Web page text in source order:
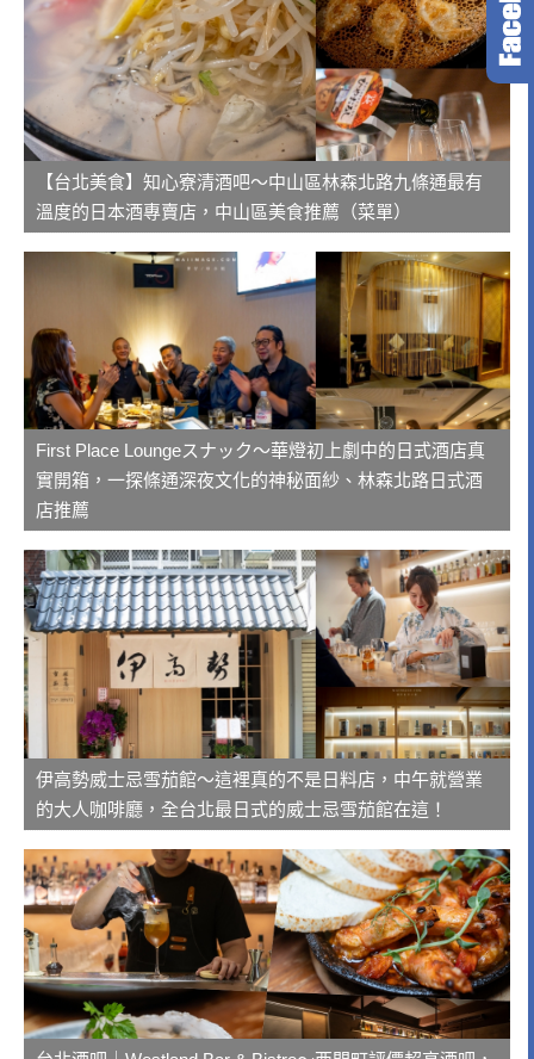
【台北美食】知心寮清酒吧～中山區林森北路九條通最有
溫度的日本酒專賣店，中山區美食推薦（菜單）
First Place Loungeスナック～華燈初上劇中的日式酒店真
實開箱，一探條通深夜文化的神秘面紗、林森北路日式酒
店推薦
伊高勢威士忌雪茄館～這裡真的不是日料店，中午就營業
的大人咖啡廳，全台北最日式的威士忌雪茄館在這！